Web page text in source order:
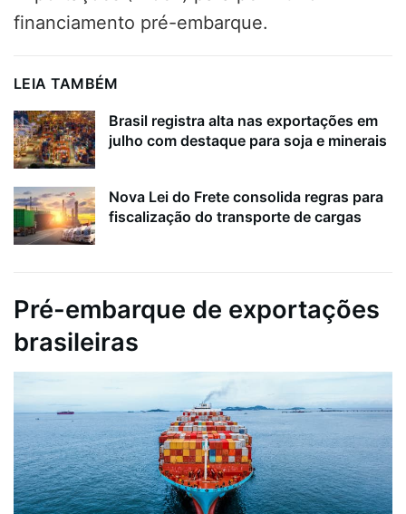
financiamento pré-embarque.
LEIA TAMBÉM
Brasil registra alta nas exportações em
julho com destaque para soja e minerais
Nova Lei do Frete consolida regras para
fiscalização do transporte de cargas
Pré-embarque de exportações
brasileiras